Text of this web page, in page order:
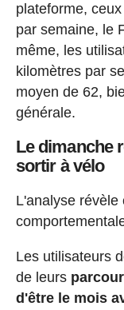
plateforme,
par semaine, le
même, les
kilomètres par
moyen de 62,
générale.
Le dimanche
sortir à vélo
L'analyse
Les utilisateurs
de leurs
d'être le mois